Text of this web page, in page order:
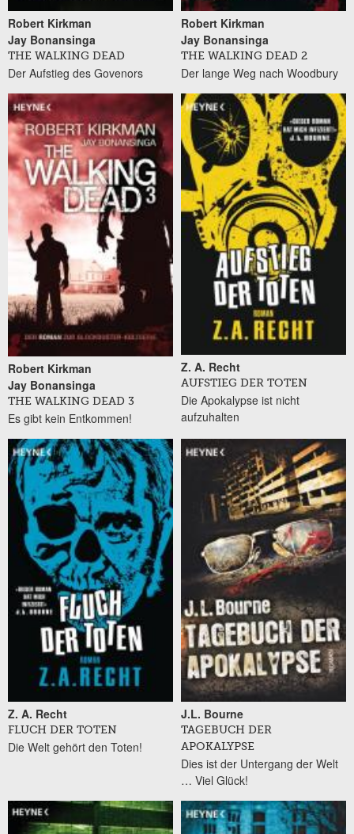
Robert Kirkman
Jay Bonansinga
THE WALKING DEAD
Der Aufstieg des Govenors
Robert Kirkman
Jay Bonansinga
THE WALKING DEAD 2
Der lange Weg nach Woodbury
Robert Kirkman
Jay Bonansinga
THE WALKING DEAD 3
Es gibt kein Entkommen!
Z. A. Recht
AUFSTIEG DER TOTEN
Die Apokalypse ist nicht
aufzuhalten
Z. A. Recht
FLUCH DER TOTEN
Die Welt gehört den Toten!
J.L. Bourne
TAGEBUCH DER
APOKALYPSE
Dies ist der Untergang der Welt
… Viel Glück!